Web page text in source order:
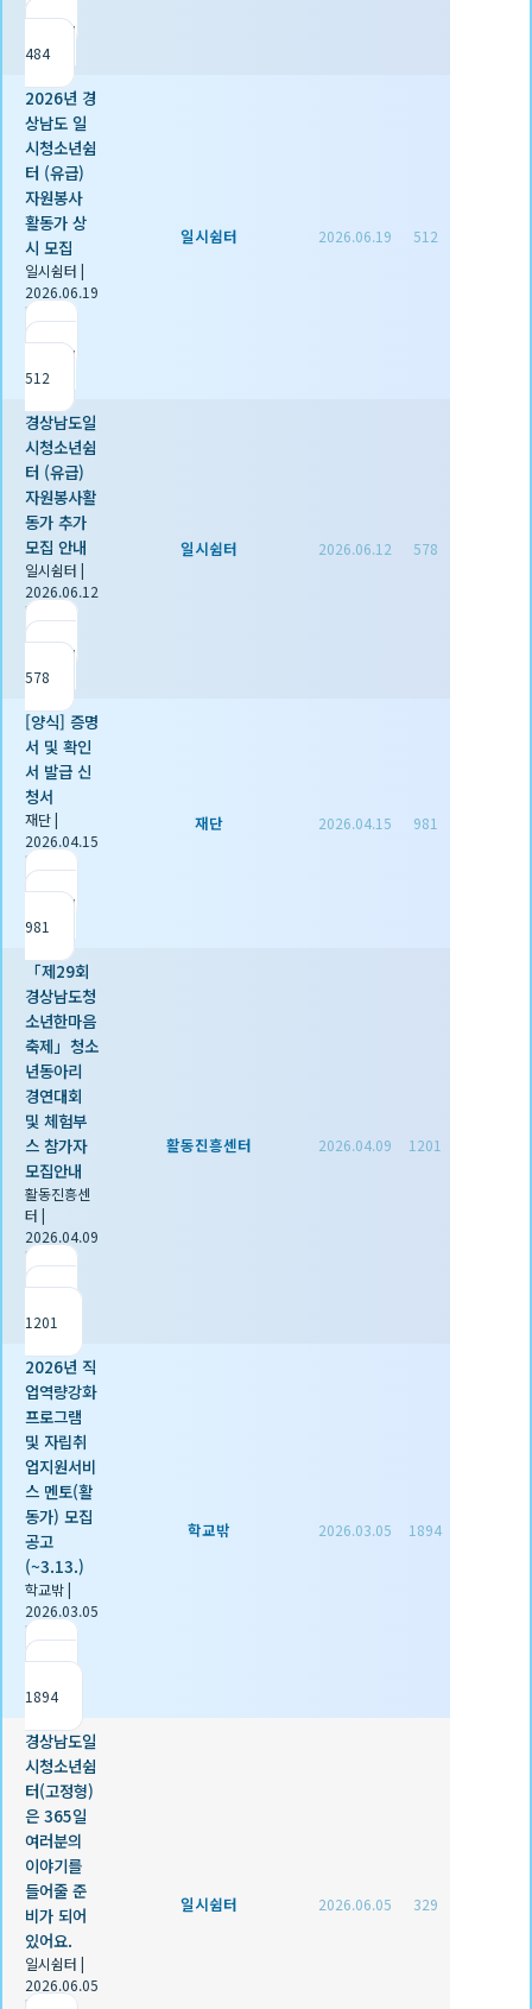
조회
484
2026년 경
상남도 일
시청소년쉼
터 (유급)
자원봉사
활동가 상
시 모집
일시쉼터 |
2026.06.19
|
조회
512
일시쉼터 2026.06.19 512
경상남도일
시청소년쉼
터 (유급)
자원봉사활
동가 추가
모집 안내
일시쉼터 |
2026.06.12
|
조회
578
일시쉼터 2026.06.12 578
[양식] 증명
서 및 확인
서 발급 신
청서
재단|
2026.04.15
|
조회
981
재단 2026.04.15 981
「제29회
경상남도청
소년한마음
축제」청소
년동아리
경연대회
및 체험부
스 참가자
모집안내
활동진흥센
터 |
2026.04.09
|
1201
활동진흥센터 2026.04.09 1201
2026년 직
업역량강화
프로그램
및 자립취
업지원서비
스 멘토(활
동가) 모집
공고
(~3.13.)
학교밖|
2026.03.05
|
1894
학교밖 2026.03.05 1894
경상남도일
시청소년쉼
터(고정형)
은 365일
여러분의
이야기를
들어줄 준
비가 되어
있어요.
일시쉼터 |
2026.06.05
일시쉼터 2026.06.05 329